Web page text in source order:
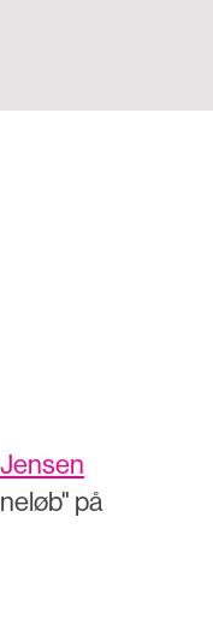
på